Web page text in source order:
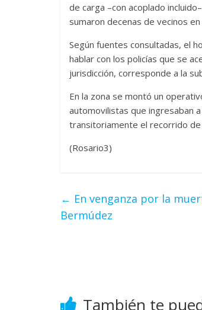
de carga –con acoplado
sumaron decenas de vecinos en
Según fuentes consultadas, el
hablar con los policías que se
jurisdicción, corresponde a la
En la zona se montó un
automovilistas que ingresaban
transitoriamente el recorrido
(Rosario3)
← En venganza por la
Bermúdez
También te